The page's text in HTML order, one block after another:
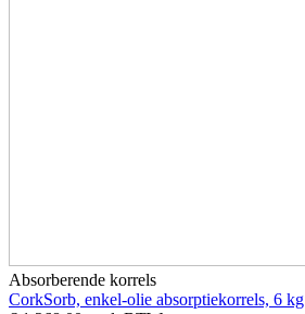
Absorberende korrels
CorkSorb, enkel-olie absorptiekorrels, 6 kg